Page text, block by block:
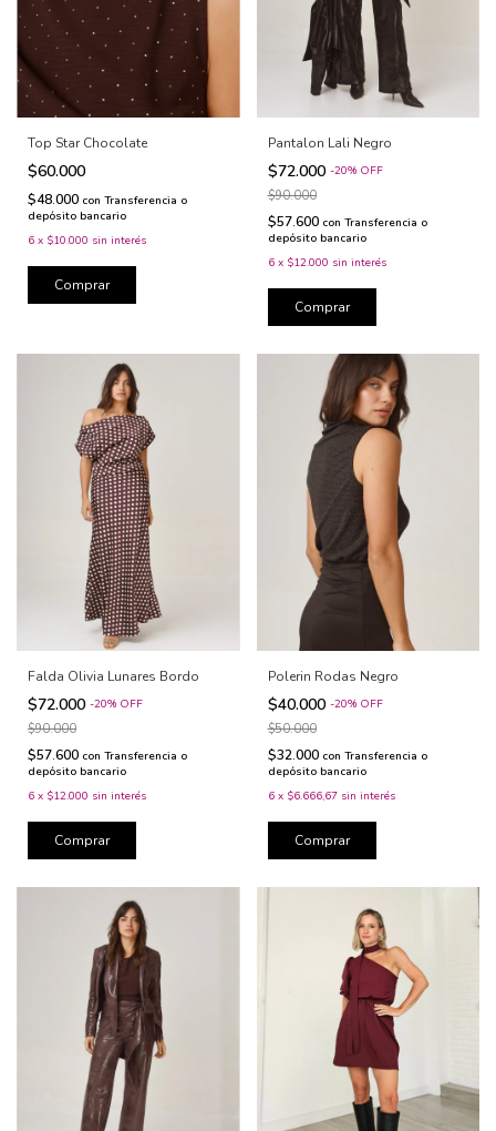
Top Star Chocolate
$60.000
$48.000 con Transferencia o
depósito bancario
6 x $10.000 sin interés
Comprar
Pantalon Lali Negro
$72.000 -20% OFF
$90.000
$57.600 con Transferencia o
depósito bancario
6 x $12.000 sin interés
Comprar
Falda Olivia Lunares Bordo
$72.000 -20% OFF
$90.000
$57.600 con Transferencia o
depósito bancario
6 x $12.000 sin interés
Comprar
Polerin Rodas Negro
$40.000 -20% OFF
$50.000
$32.000 con Transferencia o
depósito bancario
6 x $6.666,67 sin interés
Comprar